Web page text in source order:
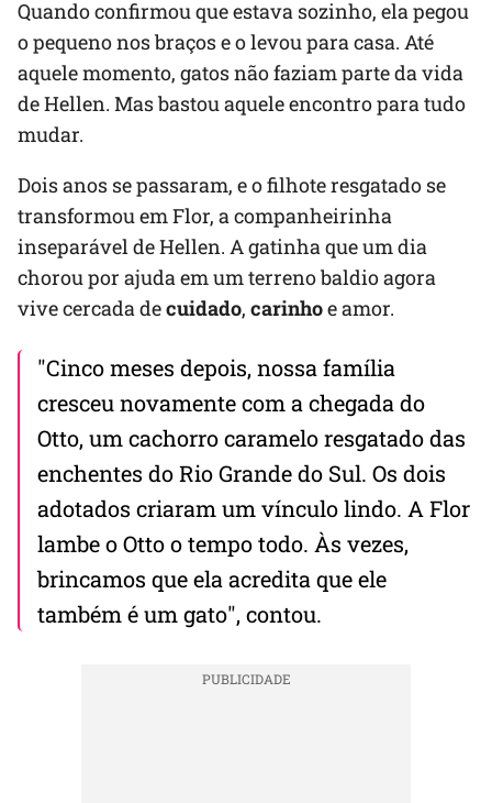
Quando confirmou que estava sozinho, ela pegou
o pequeno nos braços e o levou para casa. Até
aquele momento, gatos não faziam parte da vida
de Hellen. Mas bastou aquele encontro para tudo
mudar.
Dois anos se passaram, e o filhote resgatado se
transformou em Flor, a companheirinha
inseparável de Hellen. A gatinha que um dia
chorou por ajuda em um terreno baldio agora
vive cercada decuidado, carinhoe amor.
"Cinco meses depois, nossa família
cresceu novamente com a chegada do
Otto, um cachorro caramelo resgatado das
enchentes do Rio Grande do Sul. Os dois
adotados criaram um vínculo lindo. A Flor
lambe o Otto o tempo todo. Às vezes,
brincamos que ela acredita que ele
também é um gato", contou.